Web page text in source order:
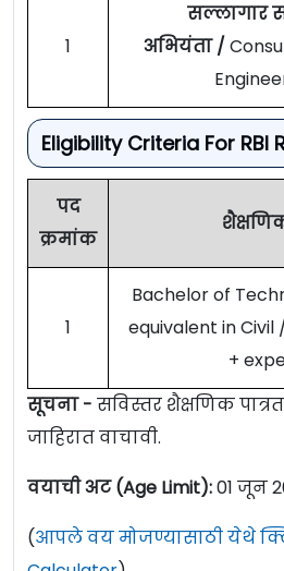
1
सल्लागार
अभियंता /
Eligibility Criteria For RBI
पद
क्रमांक
1
Bachelor of
equivalent in
+
सूचना - सविस्तर शैक्षणिक
जाहिरात वाचावी.
वयाची अट (Age Limit):01 जून
(आपले वय मोजण्यासाठी येथे